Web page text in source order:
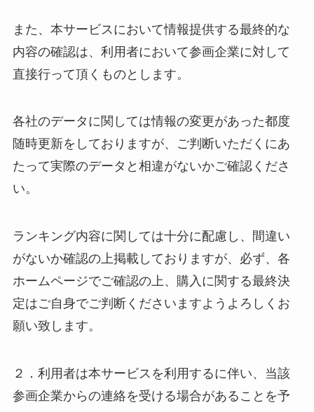
また、本サービスにおいて情報提供する最終的な
内容の確認は、利用者において参画企業に対して
直接行って頂くものとします。
各社のデータに関しては情報の変更があった都度
随時更新をしておりますが、ご判断いただくにあ
たって実際のデータと相違がないかご確認くださ
い。
ランキング内容に関しては十分に配慮し、間違い
がないか確認の上掲載しておりますが、必ず、各
ホームページでご確認の上、購入に関する最終決
定はご自身でご判断くださいますようよろしくお
願い致します。
２．利用者は本サービスを利用するに伴い、当該
参画企業からの連絡を受ける場合があることを予